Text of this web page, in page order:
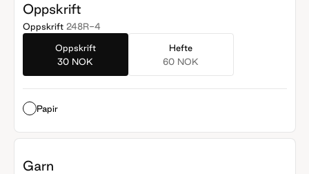
Oppskrift
Oppskrift 248R-4
Oppskrift
30 NOK
Hefte
60 NOK
Papir
Garn